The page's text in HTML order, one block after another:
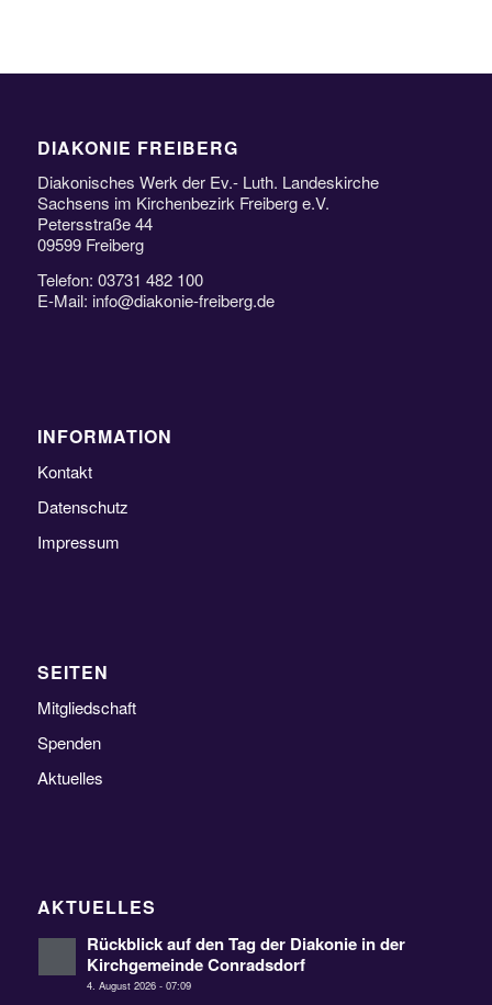
DIAKONIE FREIBERG
Diakonisches Werk der Ev.- Luth. Landeskirche
Sachsens im Kirchenbezirk Freiberg e.V.
Petersstraße 44
09599 Freiberg
Telefon: 03731 482 100
E-Mail: info@diakonie-freiberg.de
INFORMATION
Kontakt
Datenschutz
Impressum
SEITEN
Mitgliedschaft
Spenden
Aktuelles
AKTUELLES
Rückblick auf den Tag der Diakonie in der
Kirchgemeinde Conradsdorf
4. August 2026 - 07:09